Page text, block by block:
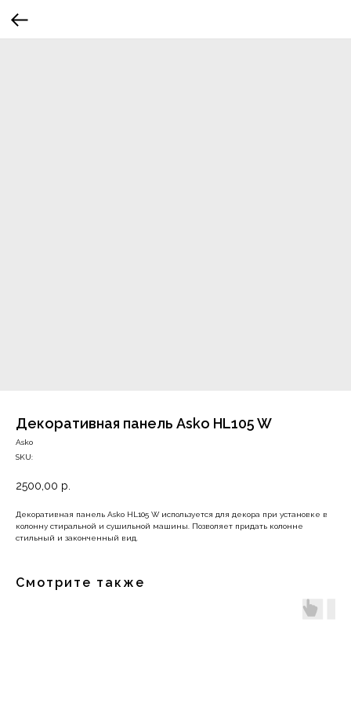
Декоративная панель Asko HL105 W
Asko
SKU:
2500,00 р.
Декоративная панель Asko HL105 W используется для декора при установке в
колонну стиральной и сушильной машины. Позволяет придать колонне
стильный и законченный вид.
Смотрите также